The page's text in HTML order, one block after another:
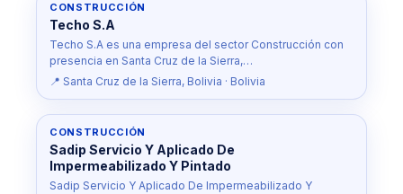
CONSTRUCCIÓN
Techo S.A
Techo S.A es una empresa del sector Construcción con
presencia en Santa Cruz de la Sierra,…
📍 Santa Cruz de la Sierra, Bolivia · Bolivia
CONSTRUCCIÓN
Sadip Servicio Y Aplicado De
Impermeabilizado Y Pintado
Sadip Servicio Y Aplicado De Impermeabilizado Y